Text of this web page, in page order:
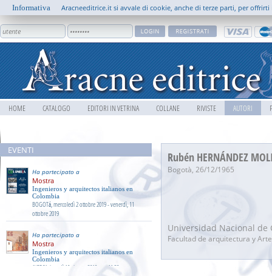
HOME CATALOGO EDITORI IN VETRINA COLLANE RIVISTE AUTORI
EVENTI
Ha partecipato a
Mostra
Ingenieros y arquitectos italianos en
Colombia
BOGOTá, mercoledì 2 ottobre 2019 - venerdì, 11
ottobre 2019
Ha partecipato a
Mostra
Ingenieros y arquitectos italianos en
Colombia
AVERSA, lunedì 10 giugno 2019, ore 11:30
Rubén HERNÁNDEZ
Bogotà, 26/12/1965
Universidad Nacional de
Facultad de arquitectura y
Informativa Aracneeditrice.it si avvale di cookie, anche di terze parti, per